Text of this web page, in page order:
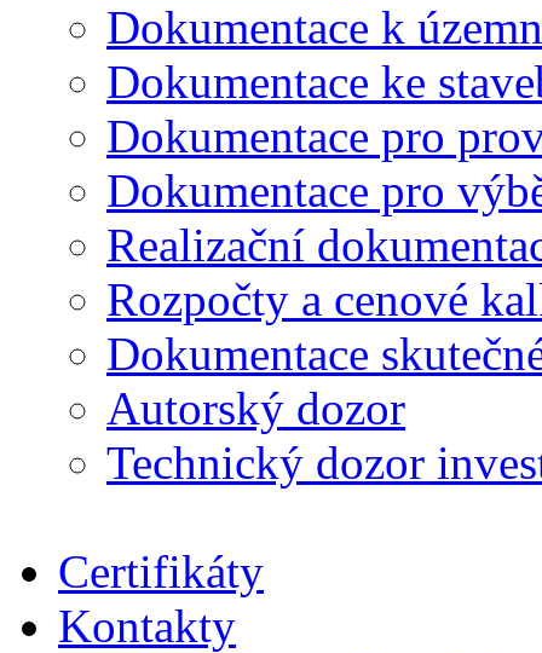
Dokumentace k
Dokumentace ke
Dokumentace pro
Dokumentace pro
Realizační
Rozpočty a cenové
Dokumentace
Autorský dozor
Technický dozor
Certifikáty
Kontakty